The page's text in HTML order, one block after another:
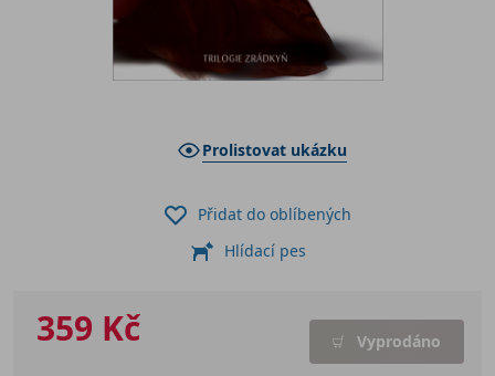
Prolistovat ukázku
359 Kč Vyprodáno
Přidat do oblíbených
Hlídací pes